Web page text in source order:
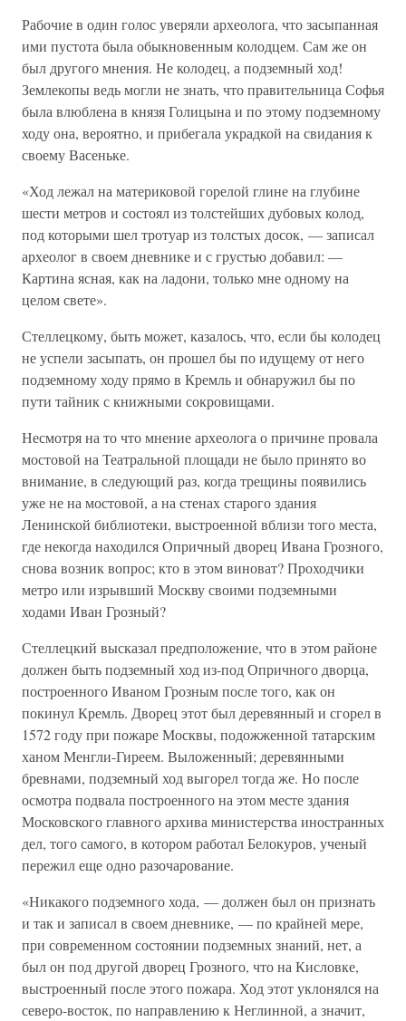
Рабочие в один голос уверяли археолога, что засыпанная
ими пустота была обыкновенным колодцем. Сам же он
был другого мнения. Не колодец, а подземный ход!
Землекопы ведь могли не знать, что правительница Софья
была влюблена в князя Голицына и по этому подземному
ходу она, вероятно, и прибегала украдкой на свидания к
своему Васеньке.
«Ход лежал на материковой горелой глине на глубине
шести метров и состоял из толстейших дубовых колод,
под которыми шел тротуар из толстых досок, — записал
археолог в своем дневнике и с грустью добавил: —
Картина ясная, как на ладони, только мне одному на
целом свете».
Стеллецкому, быть может, казалось, что, если бы колодец
не успели засыпать, он прошел бы по идущему от него
подземному ходу прямо в Кремль и обнаружил бы по
пути тайник с книжными сокровищами.
Несмотря на то что мнение археолога о причине провала
мостовой на Театральной площади не было принято во
внимание, в следующий раз, когда трещины появились
уже не на мостовой, а на стенах старого здания
Ленинской библиотеки, выстроенной вблизи того места,
где некогда находился Опричный дворец Ивана Грозного,
снова возник вопрос; кто в этом виноват? Проходчики
метро или изрывший Москву своими подземными
ходами Иван Грозный?
Стеллецкий высказал предположение, что в этом районе
должен быть подземный ход из-под Опричного дворца,
построенного Иваном Грозным после того, как он
покинул Кремль. Дворец этот был деревянный и сгорел в
1572 году при пожаре Москвы, подожженной татарским
ханом Менгли-Гиреем. Выложенный; деревянными
бревнами, подземный ход выгорел тогда же. Но после
осмотра подвала построенного на этом месте здания
Московского главного архива министерства иностранных
дел, того самого, в котором работал Белокуров, ученый
пережил еще одно разочарование.
«Никакого подземного хода, — должен был он признать
и так и записал в своем дневнике, — по крайней мере,
при современном состоянии подземных знаний, нет, а
был он под другой дворец Грозного, что на Кисловке,
выстроенный после этого пожара. Ход этот уклонялся на
северо-восток, по направлению к Неглинной, а значит,